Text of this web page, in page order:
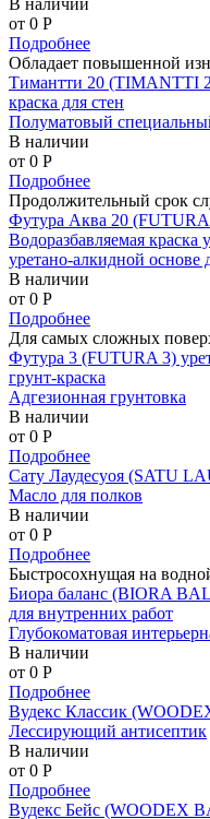
от 0 P
Подробнее
Обладает повышенной
Тимантти 20 (TIMANTTI
краска для стен
Полуматовый
В наличии
от 0 P
Подробнее
Продолжительный срок
Футура Аква 20 (FUTURA
Водоразбавляемая краска
уретано-алкидной
В наличии
от 0 P
Подробнее
Для самых сложных
Футура 3 (FUTURA 3)
грунт-краска
Адгезионная грунтовка
В наличии
от 0 P
Подробнее
Сату Лаудесуоя (SATU
Масло для полков
В наличии
от 0 P
Подробнее
Быстросохнущая на
Биора баланс (BIORA
для внутренних работ
Глубокоматовая
В наличии
от 0 P
Подробнее
Вудекс Классик
Лессирующий антисептик
В наличии
от 0 P
Подробнее
Вудекс Бейс (WOODEX